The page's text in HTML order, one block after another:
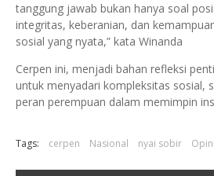
tanggung jawab bukan hanya soal
integritas, keberanian, dan
sosial yang nyata,” kata Winanda
Cerpen ini, menjadi bahan refleksi
untuk menyadari kompleksitas sosial,
peran perempuan dalam memimpin
Tags: cerpen Nasional nyai sobir Opini